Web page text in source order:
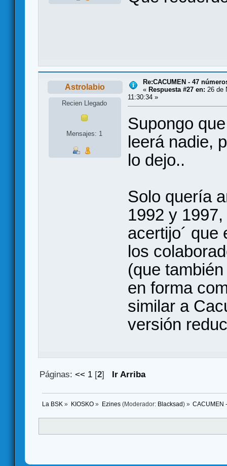
Astrolabio
Recien Llegado
Mensajes: 1
Re:CACUMEN - 47
« Respuesta #27 en: 26 de
11:30:34 »
Supongo
leerá nadie,
lo dejo..
Solo quería
1992 y
acertijo´
los
(que
en forma
similar a
versión
Páginas:<< 1 [2] Ir Arriba
La BSK » KIOSKO» Ezines(Moderador: Blacksad) » CACUMEN